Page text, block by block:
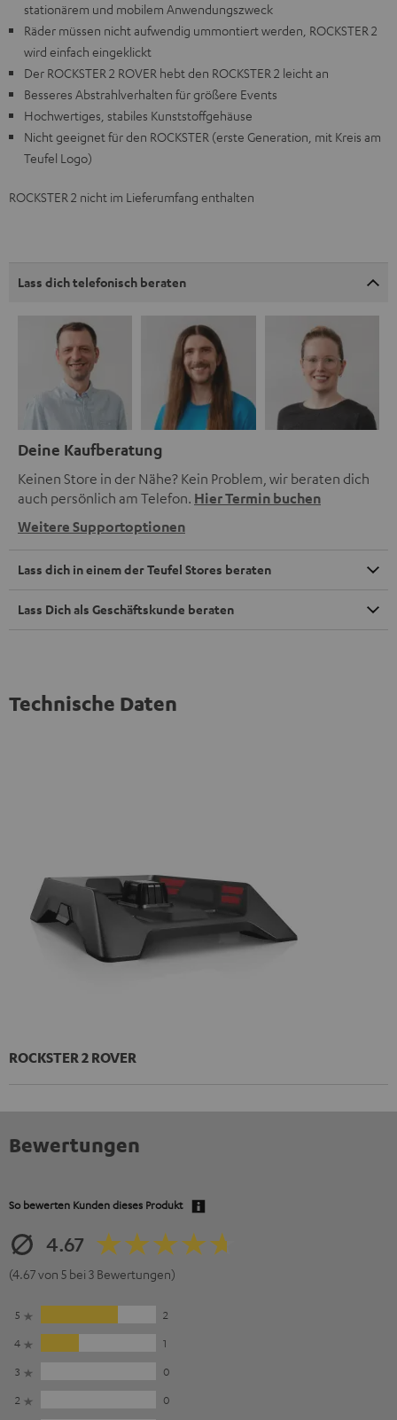
stationärem und mobilem Anwendungszweck
Räder müssen nicht aufwendig ummontiert werden, ROCKSTER 2
wird einfach eingeklickt
Der ROCKSTER 2 ROVER hebt den ROCKSTER 2 leicht an
Besseres Abstrahlverhalten für größere Events
Hochwertiges, stabiles Kunststoffgehäuse
Nicht geeignet für den ROCKSTER (erste Generation, mit Kreis am
Teufel Logo)
ROCKSTER 2 nicht im Lieferumfang enthalten
Lass dich telefonisch beraten
Deine Kaufberatung
Keinen Store in der Nähe? Kein Problem, wir beraten dich
auch persönlich am Telefon. Hier Termin buchen
Weitere Supportoptionen
Lass dich in einem der Teufel Stores beraten
Lass Dich als Geschäftskunde beraten
Technische Daten
ROCKSTER 2 ROVER
Bewertungen
So bewerten Kunden dieses Produkt
4.67
(4.67 von 5 bei 3 Bewertungen)
5
2
4
1
3
0
2
0